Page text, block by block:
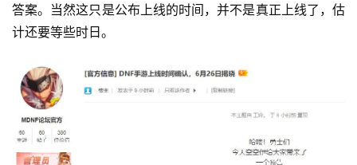
答案。当然这只是公布上线的时间，并不是真正上线了，估
计还要等些时日。